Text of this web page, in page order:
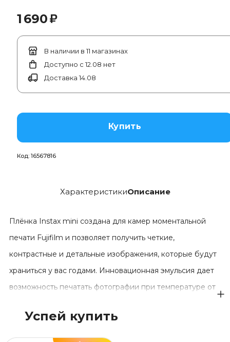
1 690₽
В наличии в 11 магазинах
Доступно с 12.08 нет
Доставка 14.08
Купить
Код: 16567816
ХарактеристикиОписание
Плёнка Instax mini создана для камер моментальной
печати Fujifilm и позволяет получить четкие,
контрастные и детальные изображения, которые будут
храниться у вас годами. Инновационная эмульсия дает
возможность печатать фотографии при температуре от
заправляется в камеру и подходит для разных моделей
устройств. Классическую белую рамку снимка можно
Успей купить